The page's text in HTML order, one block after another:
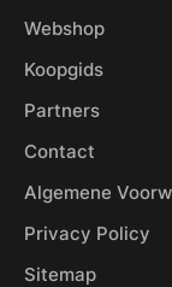
Webshop
Koopgids
Partners
Contact
Algemene
Privacy Policy
Sitemap